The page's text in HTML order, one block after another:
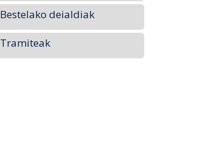
Bestelako deialdiak
Tramiteak